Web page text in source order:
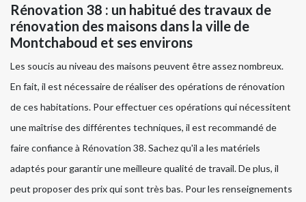
Rénovation 38 : un habitué des travaux de
rénovation des maisons dans la ville de
Montchaboud et ses environs
Les soucis au niveau des maisons peuvent être assez nombreux.
En fait, il est nécessaire de réaliser des opérations de rénovation
de ces habitations. Pour effectuer ces opérations qui nécessitent
une maîtrise des différentes techniques, il est recommandé de
faire confiance à Rénovation 38. Sachez qu'il a les matériels
adaptés pour garantir une meilleure qualité de travail. De plus, il
peut proposer des prix qui sont très bas. Pour les renseignements